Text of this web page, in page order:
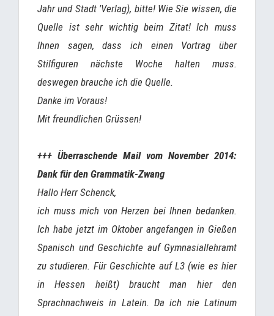
Jahr und Stadt 'Verlag), bitte! Wie Sie wissen, die
Quelle ist sehr wichtig beim Zitat! Ich muss
Ihnen sagen, dass ich einen Vortrag über
Stilfiguren nächste Woche halten muss.
deswegen brauche ich die Quelle.
Danke im Voraus!
Mit freundlichen Grüssen!
+++ Überraschende Mail vom November 2014:
Dank für den Grammatik-Zwang
Hallo Herr Schenck,
ich muss mich von Herzen bei Ihnen bedanken.
Ich habe jetzt im Oktober angefangen in Gießen
Spanisch und Geschichte auf Gymnasiallehramt
zu studieren. Für Geschichte auf L3 (wie es hier
in Hessen heißt) braucht man hier den
Sprachnachweis in Latein. Da ich nie Latinum